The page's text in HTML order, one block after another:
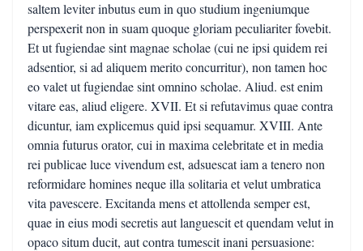
saltem leviter inbutus eum in quo studium ingeniumque
perspexerit non in suam quoque gloriam peculiariter fovebit.
Et ut fugiendae sint magnae scholae (cui ne ipsi quidem rei
adsentior, si ad aliquem merito concurritur), non tamen hoc
eo valet ut fugiendae sint omnino scholae. Aliud. est enim
vitare eas, aliud eligere. XVII. Et si refutavimus quae contra
dicuntur, iam explicemus quid ipsi sequamur. XVIII. Ante
omnia futurus orator, cui in maxima celebritate et in media
rei publicae luce vivendum est, adsuescat iam a tenero non
reformidare homines neque illa solitaria et velut umbratica
vita pavescere. Excitanda mens et attollenda semper est,
quae in eius modi secretis aut languescit et quendam velut in
opaco situm ducit, aut contra tumescit inani persuasione: